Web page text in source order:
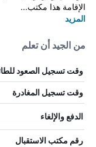
الإقامة هذا مكتب...
المزيد
من الجيد أن تعلم
وقت تسجيل الصعود
وقت تسجيل المغادرة
الدفع والإلغاء
رقم مكتب الاستقبال